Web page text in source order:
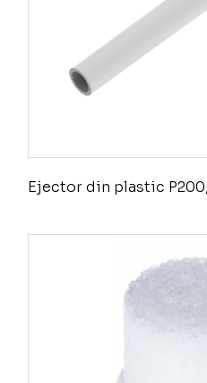
Ejector din plastic